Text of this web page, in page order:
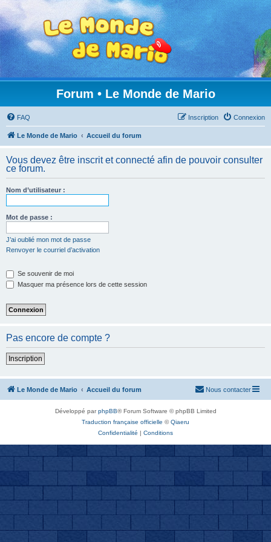
Forum • Le Monde de Mario
FAQ Connexion
Inscription
Le Monde de Mario Accueil du forum
Vous devez être inscrit et connecté afin de pouvoir consulter
ce forum.
Nom d’utilisateur :
Mot de passe :
J’ai oublié mon mot de passe
Renvoyer le courriel d’activation
Se souvenir de moi
Masquer ma présence lors de cette session
Pas encore de compte ?
Inscription
Le Monde de Mario Accueil du forum Nous contacter
Développé parphpBB® Forum Software © phpBB Limited
Traduction française officielle ©Qiaeru
Confidentialité | Conditions